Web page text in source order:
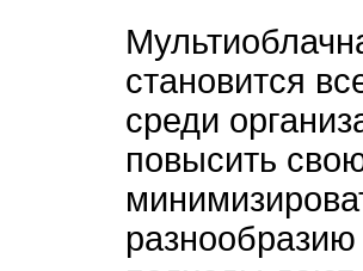
становится
среди
повысить